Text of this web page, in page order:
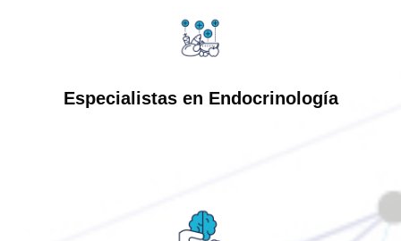
Especialistas en Endocrinología